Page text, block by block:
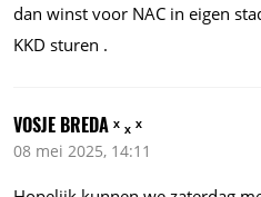
dan winst voor NAC in eigen
KKD sturen .
VOSJE BREDA ˣ ₓ ˣ
08 mei 2025, 14:11